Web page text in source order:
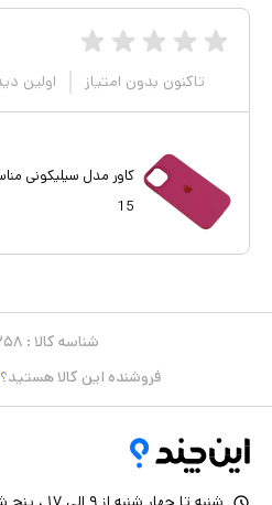
تاکنون بدون امتیاز اولین
کاور مدل سیلیکونی
15
شناسه کالا :
فروشنده این کالا هستید؟